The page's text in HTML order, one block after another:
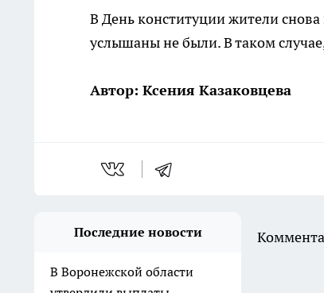
В День конституции жители снова
услышаны не были. В таком
Автор: Ксения Казаковцева
Последние новости
В Воронежской области